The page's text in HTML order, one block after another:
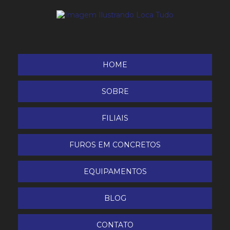
Lixadeira Mirka 150mm 6
Recortadora de gesso
Serra circular de bancada 14
Serra de bancada
Serra de corte rápido policorte
HOME
SOBRE
FILIAIS
FUROS EM CONCRETOS
EQUIPAMENTOS
BLOG
CONTATO